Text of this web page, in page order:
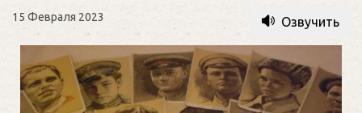
15 Февраля 2023 Озвучить